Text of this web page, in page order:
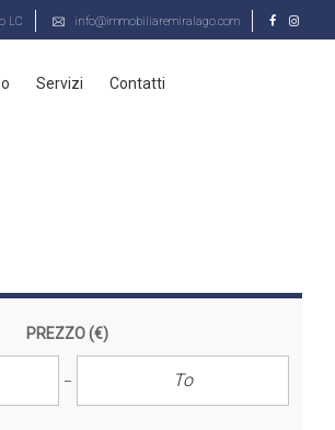
LC info@immobiliaremiralago.com
Servizi Contatti
PREZZO(€)